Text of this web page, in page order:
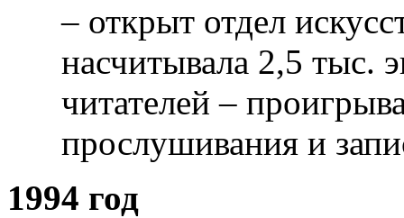
– открыт отдел
насчитывала 2,5 тыс.
читателей –
прослушивания и
1994 год